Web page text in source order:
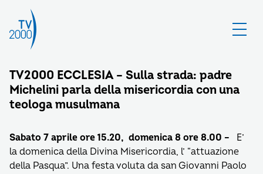
TV2000 ECCLESIA – Sulla strada: padre
Michelini parla della misericordia con una
teologa musulmana
Sabato 7 aprile ore 15.20, domenica 8 ore 8.00 –
E’
la domenica della Divina Misericordia, l’ “attuazione
della Pasqua”. Una festa voluta da san Giovanni Paolo